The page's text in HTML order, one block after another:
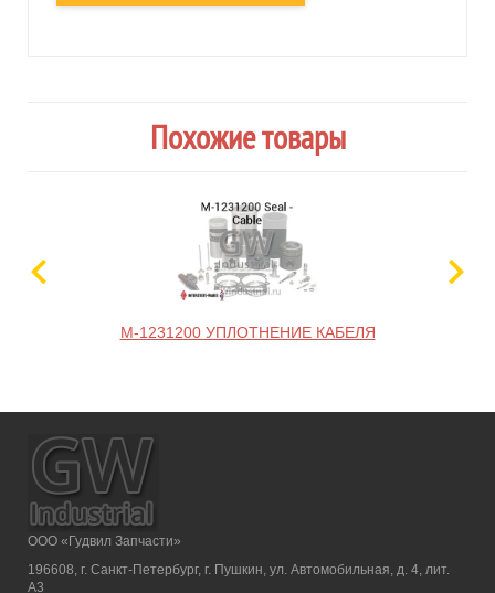
Похожие товары
M-1231200 УПЛОТНЕНИЕ КАБЕЛЯ
ООО «Гудвил Запчасти»
196608, г. Санкт-Петербург, г. Пушкин, ул. Автомобильная, д. 4, лит.
А3